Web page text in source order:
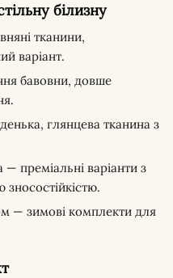
білизну
тканини,
варіант.
бавовни, довше
глянцева тканина з
преміальні варіанти з
— зимові комплекти для